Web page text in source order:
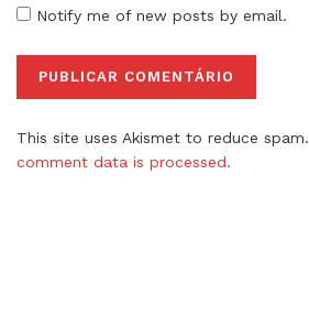
Notify me of new posts by email.
This site uses Akismet to reduce spam.
comment data is processed.